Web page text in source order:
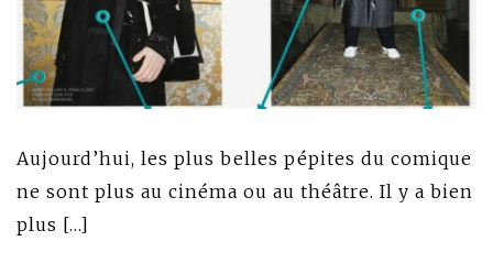
Aujourd’hui, les plus belles pépites du comique
ne sont plus au cinéma ou au théâtre. Il y a bien
plus […]